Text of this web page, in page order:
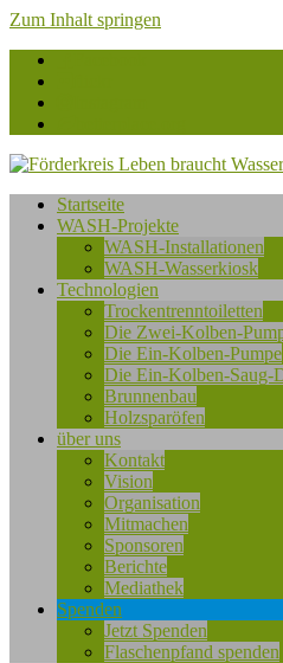
Zum Inhalt springen
Förderkreis
Leben
e.V.
Startseite
WASH-Projekte
WASH-Installationen
WASH-Wasserkiosk
Technologien
Trockentrenntoiletten
Die Zwei-Kolben-
Die Ein-Kolben-Pumpe
Die Ein-Kolben-Saug-
Brunnenbau
Holzsparöfen
über uns
Kontakt
Vision
Organisation
Mitmachen
Sponsoren
Berichte
Mediathek
Spenden
Jetzt Spenden
Flaschenpfand spenden